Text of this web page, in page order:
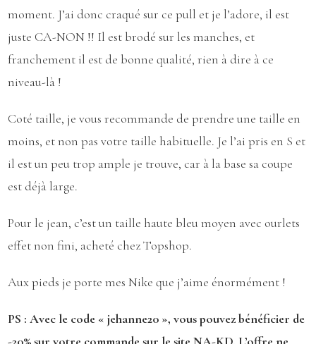
moment. J’ai donc craqué sur ce pull et je l’adore, il est
juste CA-NON !! Il est brodé sur les manches, et
franchement il est de bonne qualité, rien à dire à ce
niveau-là !
Coté taille, je vous recommande de prendre une taille en
moins, et non pas votre taille habituelle. Je l’ai pris en S et
il est un peu trop ample je trouve, car à la base sa coupe
est déjà large.
Pour le jean, c’est un taille haute bleu moyen avec ourlets
effet non fini, acheté chez Topshop.
Aux pieds je porte mes Nike que j’aime énormément !
PS : Avec le code « jehanne20 », vous pouvez bénéficier de
-20% sur votre commande sur le siteNA-KD. L’offre ne